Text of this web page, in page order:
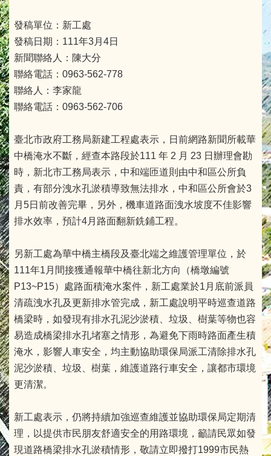
發稿單位：新工處
發稿日期：111年3月4日
新聞聯絡人：陳大分
聯絡電話：0963-562-778
聯絡人：李家龍
聯絡電話：0963-562-706
臺北市政府工務局新建工程處表示，日前網路新聞所載華
中橋淹水不斷，經查本路段於111 年 2 月 23 日辦理會勘
時，新北市工務局表示，中和端匝道則由中和區公所負
責，有部分洩水孔淤積導致無法排水，中和區公所會於3
月5日前改善完畢，另外，機車道路面洩水坡度不佳影響
排水效率，預計4月路面翻新銑鋪工程。
另新工處為華中橋主橋段及臺北端之維護管理單位，於
111年1月間接獲通報華中橋往新北方向（橋墩編號
P13~P15）處路面積淹水案件，新工處業於1月底前派員
清疏洩水孔及更新排水管完成，新工處說明平時巡查道路
橋梁時，如發現有排水孔泥沙淤積、垃圾、樹葉等物也容
易造成橋梁排水孔堵塞之情形，為避免下雨時路面產生積
淹水，影響人車安全，均主動協助環保局派工清除排水孔
泥沙淤積、垃圾、樹葉，維護道路行車安全，讓都市環境
更清潔。
新工處表示，仍將持續加強巡查維護並協助環保局定期清
理，以提供市民朋友舒適安全的用路環境，籲請民眾如發
現道路橋梁排水孔淤積情形，敬請立即撥打1999市民熱